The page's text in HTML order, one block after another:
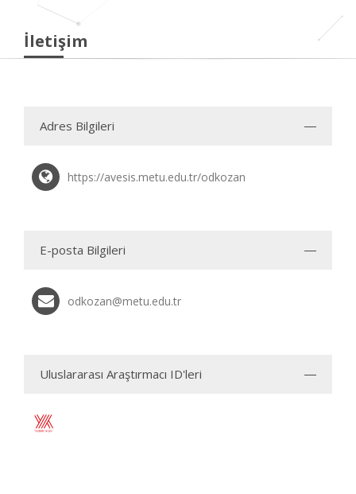
İletişim
Adres Bilgileri
https://avesis.metu.edu.tr/odkozan
E-posta Bilgileri
odkozan@metu.edu.tr
Uluslararası Araştırmacı ID'leri